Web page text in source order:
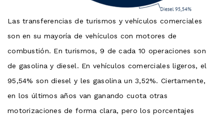
Las transferencias de turismos y vehículos comerciales
son en su mayoría de vehículos con motores de
combustión. En turismos, 9 de cada 10 operaciones son
de gasolina y diesel. En vehículos comerciales ligeros, el
95,54% son diesel y les gasolina un 3,52%. Ciertamente,
en los últimos años van ganando cuota otras
motorizaciones de forma clara, pero los porcentajes